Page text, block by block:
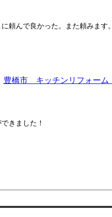
頼んで良かった。また頼みます。
きました！